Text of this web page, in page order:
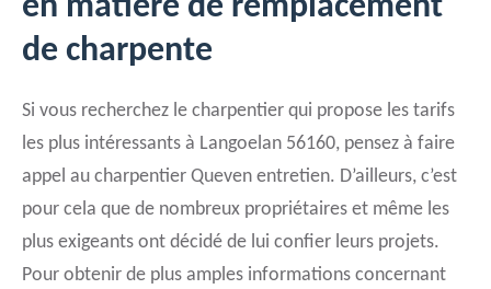
en matière de remplacement
de charpente
Si vous recherchez le charpentier qui propose les tarifs
les plus intéressants à Langoelan 56160, pensez à faire
appel au charpentier Queven entretien. D’ailleurs, c’est
pour cela que de nombreux propriétaires et même les
plus exigeants ont décidé de lui confier leurs projets.
Pour obtenir de plus amples informations concernant